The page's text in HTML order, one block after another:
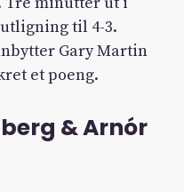
til 4-3.
Gary Martin
et poeng.
& Arnór